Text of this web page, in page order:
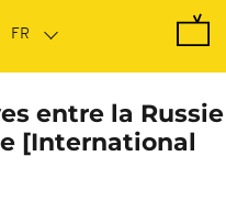
entre la Russie
[International